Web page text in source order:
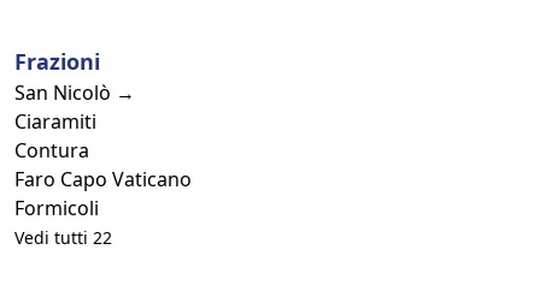
Frazioni
San Nicolò →
Ciaramiti
Contura
Faro Capo Vaticano
Formicoli
Vedi tutti 22